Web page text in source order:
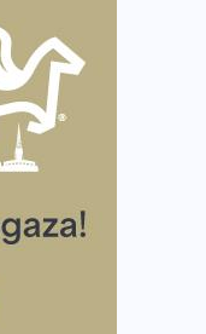
z
praktyczny
wystarczą? Jak
Portowy Maraton